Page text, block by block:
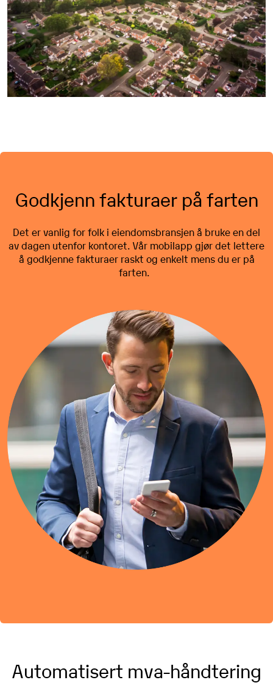
Godkjenn fakturaer på farten
Det er vanlig for folk i eiendomsbransjen å bruke en del
av dagen utenfor kontoret. Vår mobilapp gjør det lettere
å godkjenne fakturaer raskt og enkelt mens du er på
farten.
Automatisert mva-håndtering